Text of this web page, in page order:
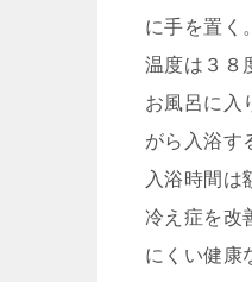
に手を置く
温度は３８
お風呂に入
がら入浴す
入浴時間は
冷え症を改
にくい健康